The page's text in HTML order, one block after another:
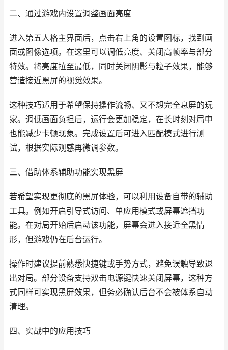
二、通过游戏内设置调整画面亮度
进入第五人格主界面后，点击右上角的设置图标，找到画
面或图像选项。在这里可以调低亮度、关闭高帧率与部分
特效。将亮度拉至最低，同时关闭阴影与粒子效果，能够
营造接近黑屏的视觉效果。
这种技巧适用于希望保持操作流畅、又不想完全息屏的玩
家。调低画面负担后，运行会更加稳定，在长时刻对局中
也能减少卡顿现象。完成设置后可进入匹配模式进行测
试，根据实际观感再微调参数。
三、借助体系辅助功能实现黑屏
若希望实现更彻底的黑屏体验，可以利用设备自带的辅助
工具。例如开启引导式访问、单应用模式或屏幕遮挡功
能。在对局开始后启动该功能，屏幕会进入接近全黑情
形，但游戏仍在后台运行。
操作时建议提前熟悉快捷键或手势方式，避免误触导致退
出对局。部分设备支持双击电源键快速关闭屏幕，这种方
式同样可实现黑屏效果，但务必确认后台不会被体系自动
清理。
四、实战中的应用技巧